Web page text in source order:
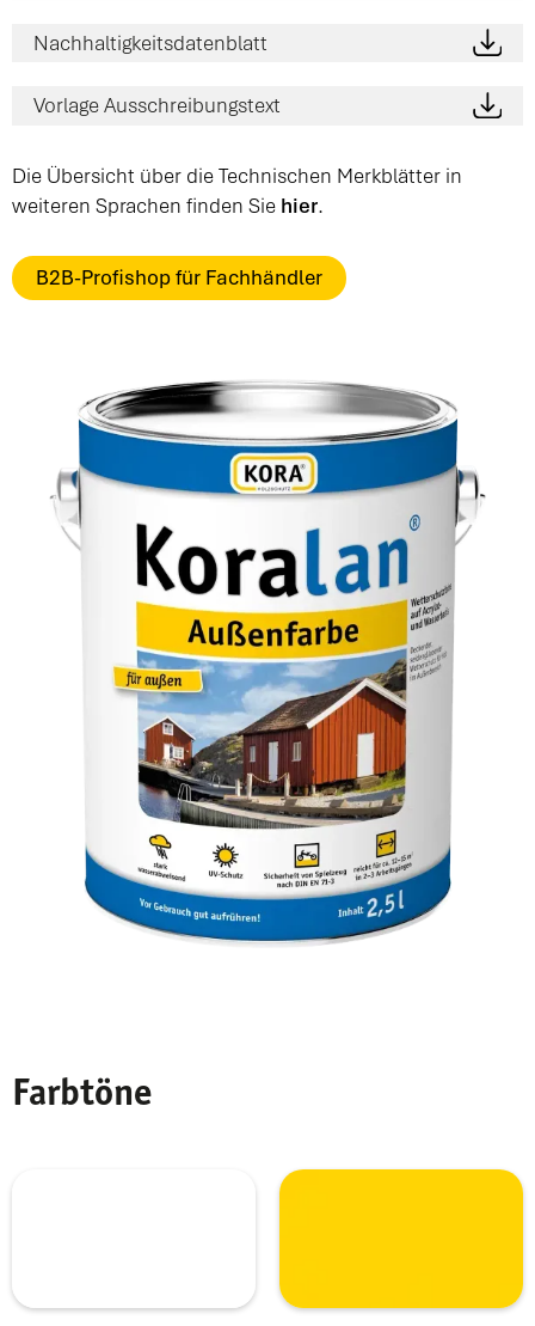
Nachhaltigkeitsdatenblatt
Vorlage Ausschreibungstext
Die Übersicht über die Technischen Merkblätter in
weiteren Sprachen finden Sie hier.
B2B-Profishop für Fachhändler
Farbtöne